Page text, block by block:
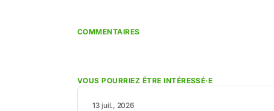
COMMENTAIRES
VOUS POURRIEZ ÊTRE INTÉRESSÉ·E
13 juil., 2026